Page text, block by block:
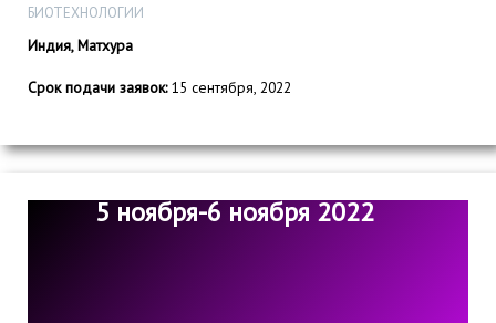
БИОТЕХНОЛОГИИ
Индия, Матхура
Срок подачи заявок:15 сентября, 2022
5 ноября-6 ноября 2022